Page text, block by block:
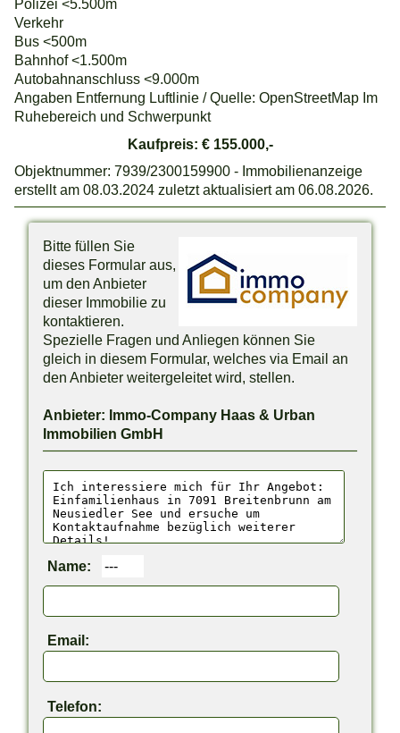
Polizei <5.500m
Verkehr
Bus <500m
Bahnhof <1.500m
Autobahnanschluss <9.000m
Angaben Entfernung Luftlinie / Quelle: OpenStreetMap Im
Ruhebereich und Schwerpunkt
Kaufpreis: € 155.000,-
Objektnummer: 7939/2300159900 - Immobilienanzeige
erstellt am 08.03.2024 zuletzt aktualisiert am 06.08.2026.
Bitte füllen Sie
dieses Formular aus,
um den Anbieter
dieser Immobilie zu
kontaktieren.
Spezielle Fragen und Anliegen können Sie
gleich in diesem Formular, welches via Email an
den Anbieter weitergeleitet wird, stellen.
Anbieter: Immo-Company Haas & Urban
Immobilien GmbH
Name:
Email:
Telefon: